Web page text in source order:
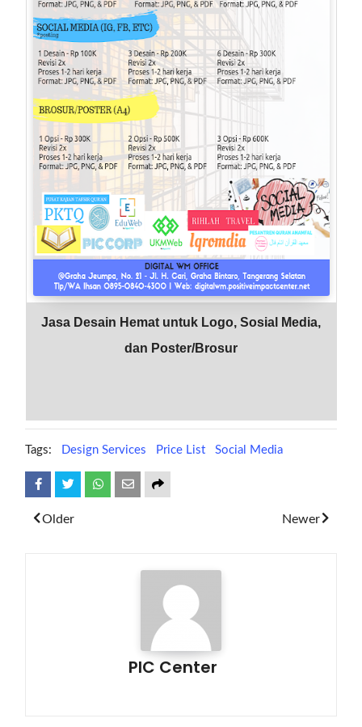
Jasa Desain Hemat untuk Logo, Sosial Media,
dan Poster/Brosur
Tags: Design Services Price List Social Media
Newer
Older
PIC Center